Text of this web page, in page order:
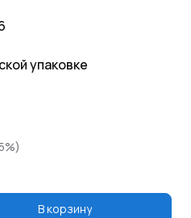
упаковке
В корзину